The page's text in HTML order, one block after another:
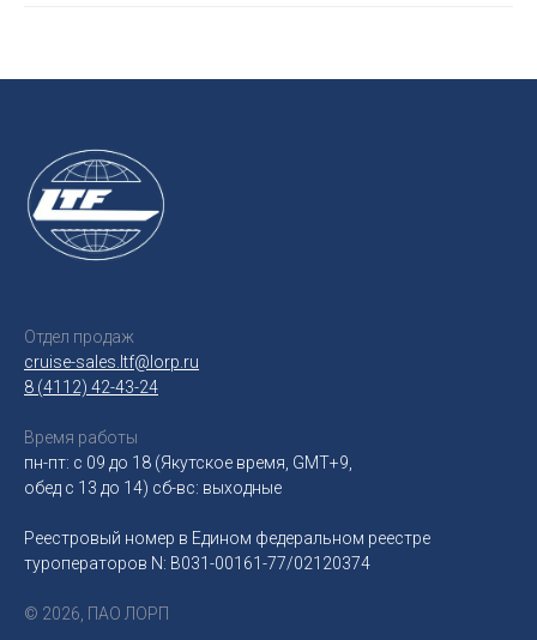
Отдел продаж
cruise-sales.ltf@lorp.ru
8 (4112) 42-43-24
Время работы
пн-пт: с 09 до 18 (Якутское время, GMT+9,
обед с 13 до 14) сб-вс: выходные
Реестровый номер в Едином федеральном реестре
туроператоров N: B031-00161-77/02120374
© 2026, ПАО ЛОРП